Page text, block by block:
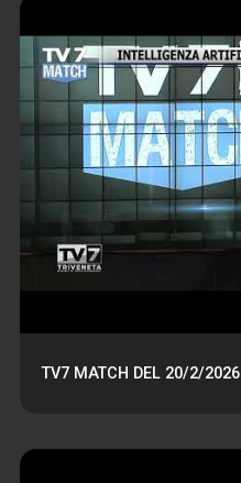
TV7 MATCH DEL 20/2/2026